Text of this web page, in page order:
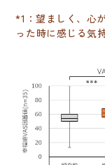
*1：望ましく、心
った時に感じる気